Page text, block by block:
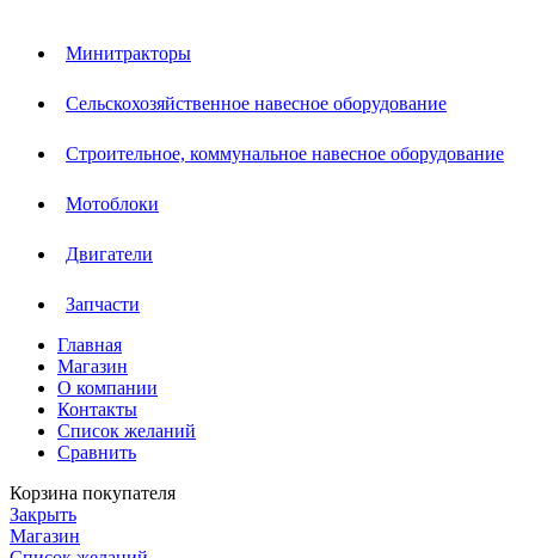
Минитракторы
Сельскохозяйственное навесное оборудование
Строительное, коммунальное навесное оборудование
Мотоблоки
Двигатели
Запчасти
Главная
Магазин
О компании
Контакты
Список желаний
Сравнить
Корзина покупателя
Закрыть
Магазин